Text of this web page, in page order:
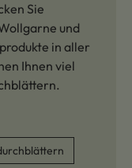
Sie
und
in aller
Ihnen viel